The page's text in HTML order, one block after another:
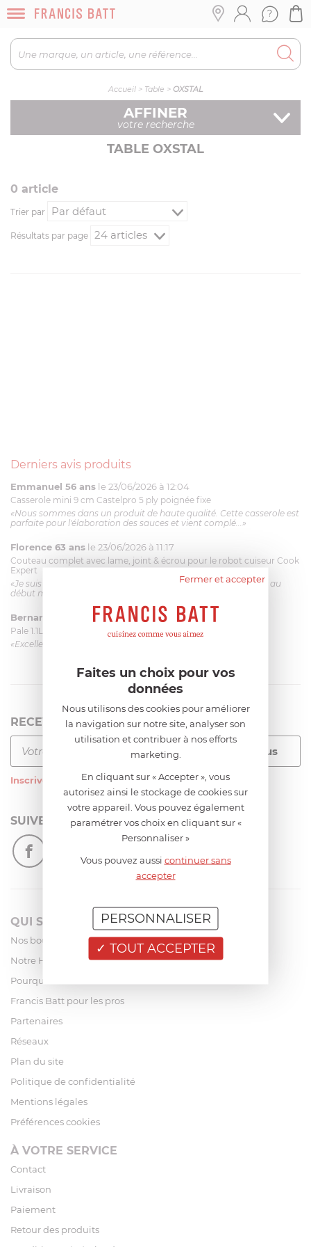
Accueil > Table > OXSTAL
AFFINER
votre recherche
TABLE OXSTAL
0 article
Trier par
Résultats par page
Derniers avis produits
Emmanuel 56 ans le 23/06/2026 à 12:04
Casserole mini 9 cm Castelpro 5 ply poignée fixe
«Nous sommes dans un produit de haute qualité. Cette casserole est
parfaite pour l'élaboration des sauces et vient complé...»
Florence 63 ans le 23/06/2026 à 11:17
Couteau complet avec lame, joint & écrou pour le robot cuiseur Cook
Expert
«Je suis satisfaite du couteau Magimix. L'écrou est un peu dur au
début mais ça le fait. La livraison a été très rapide. ...»
Bernard le 23/06/2026 à 09:43
Pale 1.1L pour Glacier Magimix 11031/121/123/124
«Excellent: produit et livraison»
RECEVEZ LA NEWSLETTER
Inscrivez-vous à notre newsletter
SUIVEZ-NOUS
QUI SOMMES-NOUS?
Nos boutiques
Notre Histoire
Pourquoi acheter chez Francis Batt ?
Francis Batt pour les pros
Partenaires
Réseaux
Plan du site
Politique de confidentialité
Mentions légales
Préférences cookies
À VOTRE SERVICE
Contact
Livraison
Paiement
Retour des produits
Fermer et accepter
Faites un choix pour vos
données
Nous utilisons des cookies pour améliorer
la navigation sur notre site, analyser son
utilisation et contribuer à nos efforts
marketing.
En cliquant sur « Accepter », vous
autorisez ainsi le stockage de cookies sur
votre appareil. Vous pouvez également
paramétrer vos choix en cliquant sur «
Personnaliser »
Vous pouvez aussi continuer sans
accepter
TOUT ACCEPTER
PERSONNALISER